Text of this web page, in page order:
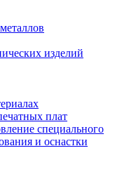
изделий
плат
специального
и оснастки